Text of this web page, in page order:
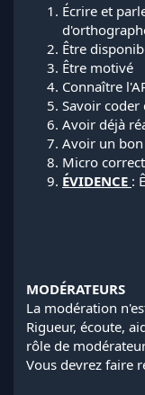
Écrire et
Être
Être motivé
Connaître
Savoir coder
Avoir déjà
Avoir un
Micro
ÉVIDENCE :
MODÉRATEURS
La modération
Rigueur, écoute,
rôle de
Vous devrez faire